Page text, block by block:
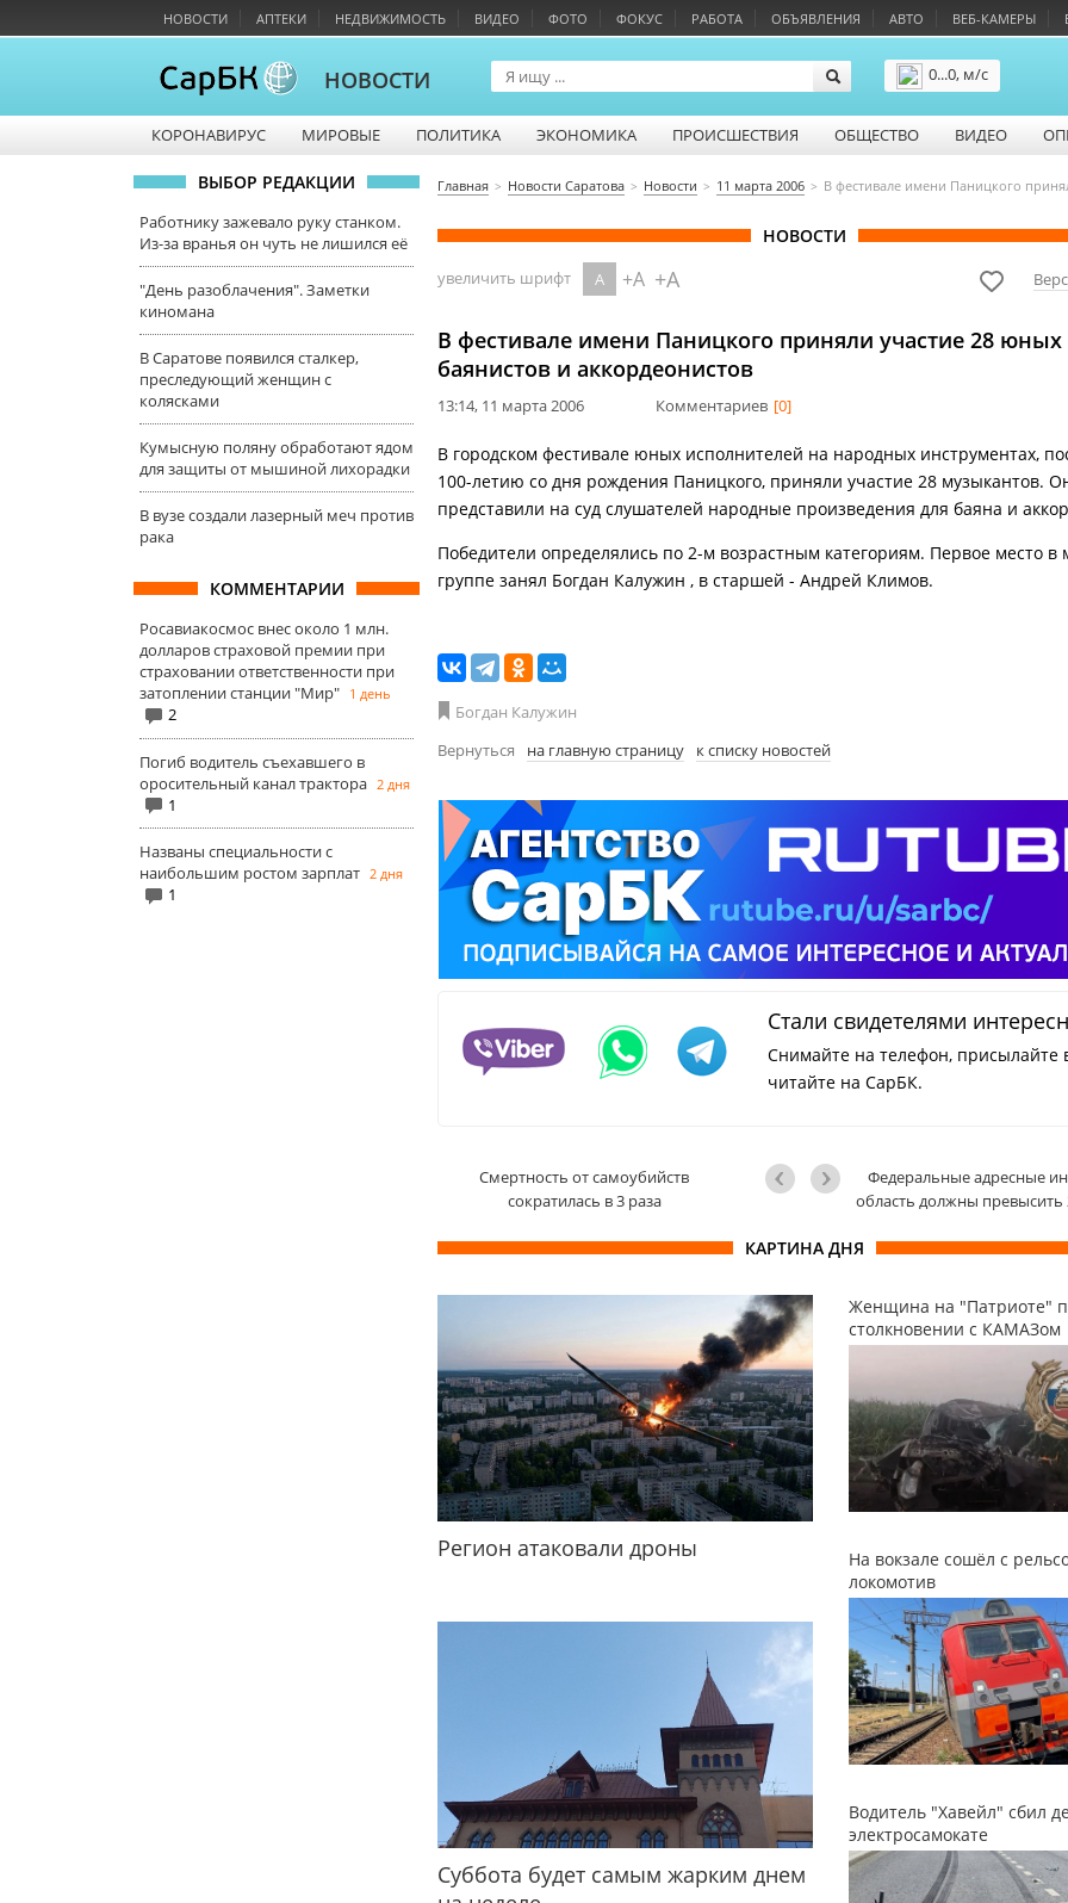
НОВОСТИ АПТЕКИ НЕДВИЖИМОСТЬ ВИДЕО ФОТО ФОКУС РАБОТА ОБЪЯВЛЕНИЯ АВТО ВЕБ-КАМЕРЫ
НОВОСТИ
0...0, м/с
КОРОНАВИРУС МИРОВЫЕ ПОЛИТИКА ЭКОНОМИКА ПРОИСШЕСТВИЯ ОБЩЕСТВО ВИДЕО
ВЫБОР РЕДАКЦИИ
Работнику зажевало руку станком.
Из-за вранья он чуть не лишился её
"День разоблачения". Заметки
киномана
В Саратове появился сталкер,
преследующий женщин с
колясками
Кумысную поляну обработают ядом
для защиты от мышиной лихорадки
В вузе создали лазерный меч против
рака
КОММЕНТАРИИ
Росавиакосмос внес около 1 млн.
долларов страховой премии при
страховании ответственности при
затоплении станции "Мир" 1 день
2
Погиб водитель съехавшего в
оросительный канал трактора 2 дня
1
Названы специальности с
наибольшим ростом зарплат 2 дня
1
Главная Новости Саратова Новости 11 марта 2006 В фестивале имени Паницкого
НОВОСТИ
увеличить шрифт A +A +A
В фестивале имени Паницкого приняли участие 28 юных
баянистов и аккордеонистов
13:14, 11 марта 2006 Комментариев [0]
В городском фестивале юных исполнителей на народных инструментах,
100-летию со дня рождения Паницкого, приняли участие 28 музыкантов.
представили на суд слушателей народные произведения для баяна и
Победители определялись по 2-м возрастным категориям. Первое место в
группе занял Богдан Калужин , в старшей - Андрей Климов.
Богдан Калужин
Вернуться
на главную страницу к списку новостей
Стали свидетелями
Снимайте на телефон, присылайте
читайте на СарБК.
Смертность от самоубийств
сократилась в 3 раза
Федеральные адресные
область должны превысить
КАРТИНА ДНЯ
Регион атаковали дроны
Суббота будет самым жарким днем
Женщина на "Патриоте"
столкновении с КАМАЗом
На вокзале сошёл с
локомотив
Водитель "Хавейл" сбил
электросамокате